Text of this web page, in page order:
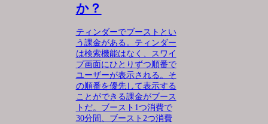
か？
ティンダーでブーストとい
う課金がある。ティンダー
は検索機能はなく、スワイ
プ画面にひとりずつ順番で
ユーザーが表示される。そ
の順番を優先して表示する
ことができる課金がブース
トだ。ブースト1つ消費で
30分間、ブースト2つ消費